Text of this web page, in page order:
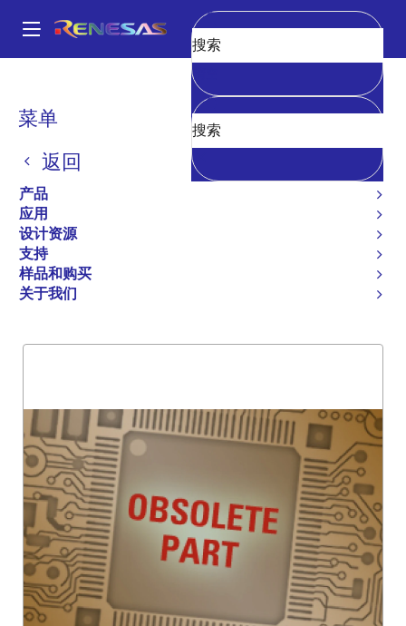
到
Main
navigation
菜单
返回
产品
应用
设计资源
支持
样品和购买
关于我们
清空
面
屑
54FCT533
54FCT533
过时
INV OCTAL TRANSPARENT LATCH -
CMOS VOH LEVELS
概述